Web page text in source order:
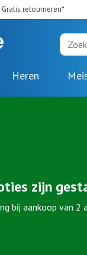
Gratis retourneren*
Heren
zijn
bij aankoop van 2